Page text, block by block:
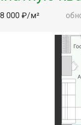
000 ₽/м²